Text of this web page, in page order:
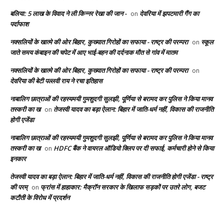
बलिया: 5 लाख के विवाद ने ली किन्नर रेखा की जान - on देवरिया में झपटमारी गैंग का
पर्दाफाश
नक्सलियों के खात्मे की ओर बिहार, कुख्यात गिरोहों का सफाया - राष्ट्र की परम्परा on स्कूल
जाते समय कंबाइन की चपेट में आए भाई-बहन की दर्दनाक मौत से गांव में मातम
नक्सलियों के खात्मे की ओर बिहार, कुख्यात गिरोहों का सफाया - राष्ट्र की परम्परा on
देवरिया की बेटी पल्लवी राय ने रचा इतिहास
नाबालिग छात्राओं की रहस्यमयी गुमशुदगी सुलझी, पूर्णिया से बरामद कर पुलिस ने किया मानव
तस्करी का ख on तेजस्वी यादव का बड़ा ऐलान: बिहार में जाति-धर्म नहीं, विकास की राजनीति
होगी एजेंडा
नाबालिग छात्राओं की रहस्यमयी गुमशुदगी सुलझी, पूर्णिया से बरामद कर पुलिस ने किया मानव
तस्करी का ख on HDFC बैंक ने वायरल ऑडियो क्लिप पर दी सफाई, कर्मचारी होने से किया
इनकार
तेजस्वी यादव का बड़ा ऐलान: बिहार में जाति-धर्म नहीं, विकास की राजनीति होगी एजेंडा - राष्ट्र
की परम् on फ्रांस में हाहाकार: मैक्रॉन सरकार के खिलाफ सड़कों पर उतरे लोग, बजट
कटौती के विरोध में प्रदर्शन